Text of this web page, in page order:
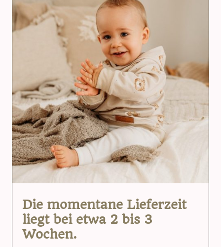
Die momentane Lieferzeit
liegt bei etwa 2 bis 3
Wochen.